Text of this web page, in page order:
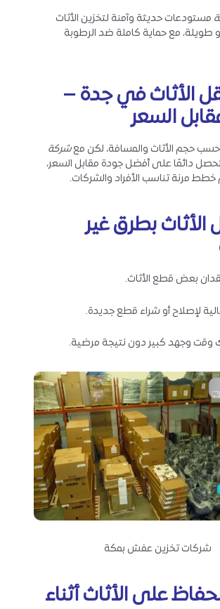
مستودعات حديثة وآمنة لتخزين الأثاث
طويلة، مع حماية كاملة ضد الرطوبة
الأثاث في جدة –
السعر
حسب حجم الأثاث والمسافة، لكن معشركة
دائمًا على أفضل جودة مقابل السعر،
مرنة تناسب الأفراد والشركات.
الأثاث بطرق غير
بعض قطع الأثاث.
لإصلاح أو شراء قطع جديدة.
وقت وجهد كبير دون نتيجة مرضية.
شركات تخزين عفش بمكة
على الأثاث أثناء